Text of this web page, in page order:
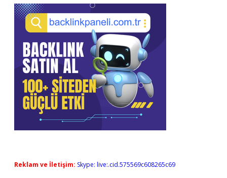
Reklam ve İletişim: Skype: live:.cid.575569c608265c69